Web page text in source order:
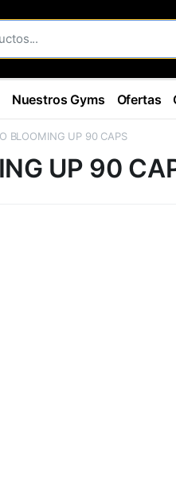
Nuestros Gyms Ofertas
BLOOMING UP 90 CAPS
UP 90